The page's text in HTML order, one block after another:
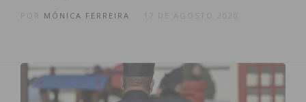
MÓNICA FERREIRA 17 DE AGOSTO 2020